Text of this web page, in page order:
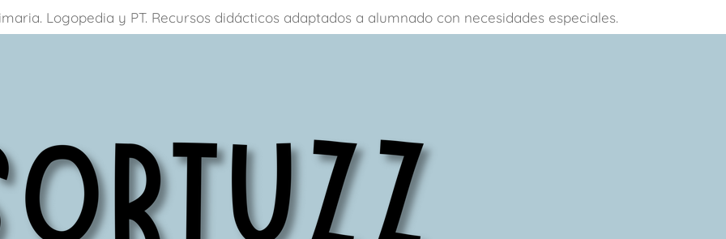
Logopedia y PT. Recursos didácticos adaptados a alumnado con necesidades especiales.